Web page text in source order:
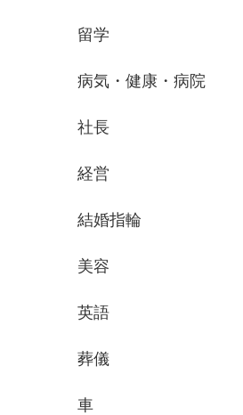
留学
病気・健康・病院
社長
経営
結婚指輪
美容
英語
葬儀
車